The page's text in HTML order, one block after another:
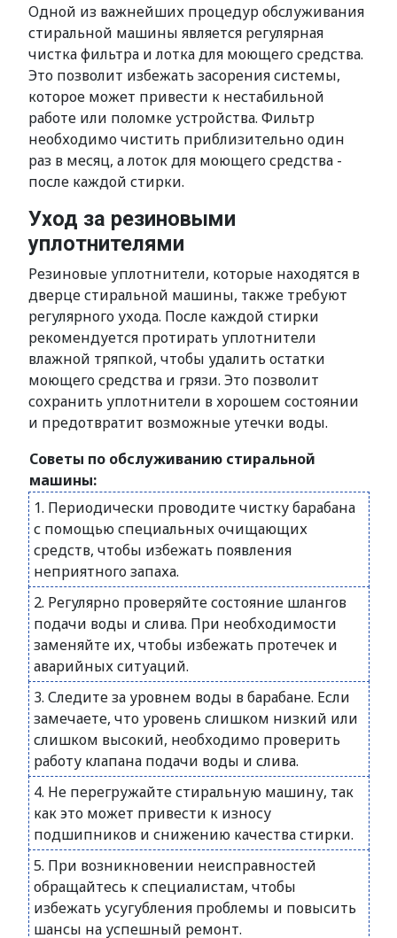
Одной из важнейших процедур обслуживания
стиральной машины является регулярная
чистка фильтра и лотка для моющего средства.
Это позволит избежать засорения системы,
которое может привести к нестабильной
работе или поломке устройства. Фильтр
необходимо чистить приблизительно один
раз в месяц, а лоток для моющего средства -
после каждой стирки.
Уход за резиновыми
уплотнителями
Резиновые уплотнители, которые находятся в
дверце стиральной машины, также требуют
регулярного ухода. После каждой стирки
рекомендуется протирать уплотнители
влажной тряпкой, чтобы удалить остатки
моющего средства и грязи. Это позволит
сохранить уплотнители в хорошем состоянии
и предотвратит возможные утечки воды.
Советы по обслуживанию стиральной
машины:
1. Периодически проводите чистку барабана
с помощью специальных очищающих
средств, чтобы избежать появления
неприятного запаха.
2. Регулярно проверяйте состояние шлангов
подачи воды и слива. При необходимости
заменяйте их, чтобы избежать протечек и
аварийных ситуаций.
3. Следите за уровнем воды в барабане. Если
замечаете, что уровень слишком низкий или
слишком высокий, необходимо проверить
работу клапана подачи воды и слива.
4. Не перегружайте стиральную машину, так
как это может привести к износу
подшипников и снижению качества стирки.
5. При возникновении неисправностей
обращайтесь к специалистам, чтобы
избежать усугубления проблемы и повысить
шансы на успешный ремонт.